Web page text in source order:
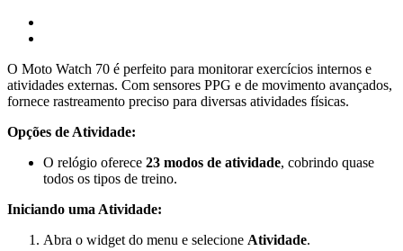
O Moto Watch 70 é perfeito para monitorar exercícios internos e
atividades externas. Com sensores PPG e de movimento avançados,
fornece rastreamento preciso para diversas atividades físicas.
Opções de Atividade:
O relógio oferece 23 modos de atividade, cobrindo quase
todos os tipos de treino.
Iniciando uma Atividade:
Abra o widget do menu e selecione Atividade.